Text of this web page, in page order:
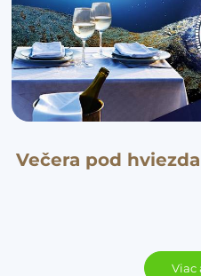
Večera pod
Viac